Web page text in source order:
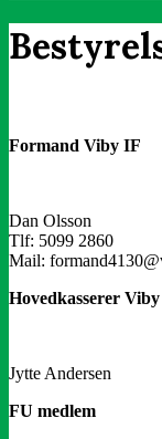
Formand Viby IF
Dan Olsson
Tlf: 5099 2860
Mail:
Hovedkasserer
Jytte Andersen
FU medlem